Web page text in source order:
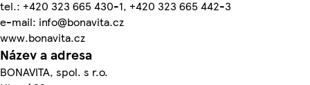
tel.: +420 323 665 430-1, +420 323 665 442-3
e-mail: info@bonavita.cz
www.bonavita.cz
Název a adresa
BONAVITA, spol. s r.o.